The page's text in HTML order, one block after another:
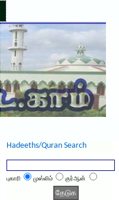
Hadeeths/Quran Search
புகாரி முஸ்லிம் குர்ஆன்